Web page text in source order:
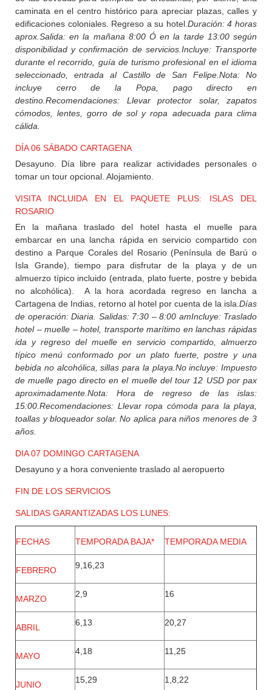
caminata en el centro histórico para apreciar plazas, calles y
edificaciones coloniales. Regreso a su hotel. Duración: 4 horas
aprox. Salida: en la mañana 8:00 Ó en la tarde 13:00 según
disponibilidad y confirmación de servicios. Incluye: Transporte
durante el recorrido, guía de turismo profesional en el idioma
seleccionado, entrada al Castillo de San Felipe.Nota: No
incluye cerro de la Popa, pago directo en
destino. Recomendaciones: Llevar protector solar, zapatos
cómodos, lentes, gorro de sol y ropa adecuada para clima
cálida.
DÍA 06 SÁBADO CARTAGENA
Desayuno. Día libre para realizar actividades personales o
tomar un tour opcional. Alojamiento.
VISITA INCLUIDA EN EL PAQUETE PLUS: ISLAS DEL
ROSARIO
En la mañana traslado del hotel hasta el muelle para
embarcar en una lancha rápida en servicio compartido con
destino a Parque Corales del Rosario (Península de Barú o
Isla Grande), tiempo para disfrutar de la playa y de un
almuerzo típico incluido (entrada, plato fuerte, postre y bebida
no alcohólica). A la hora acordada regreso en lancha a
Cartagena de Indias, retorno al hotel por cuenta de la isla. Días
de operación: Diaria. Salidas: 7:30 – 8:00 amIncluye: Traslado
hotel – muelle – hotel, transporte marítimo en lanchas rápidas
ida y regreso del muelle en servicio compartido, almuerzo
típico menú conformado por un plato fuerte, postre y una
bebida no alcohólica, sillas para la playa. No incluye: Impuesto
de muelle pago directo en el muelle del tour 12 USD por pax
aproximadamente. Nota: Hora de regreso de las islas:
15:00. Recomendaciones: Llevar ropa cómoda para la playa,
toallas y bloqueador solar. No aplica para niños menores de 3
años.
DIA 07 DOMINGO CARTAGENA
Desayuno y a hora conveniente traslado al aeropuerto
FIN DE LOS SERVICIOS
SALIDAS GARANTIZADAS LOS LUNES:
FECHAS TEMPORADA BAJA* TEMPORADA MEDIA
FEBRERO 9,16,23
MARZO 2,9 16
ABRIL 6,13 20,27
MAYO 4,18 11,25
JUNIO 15,29 1,8,22